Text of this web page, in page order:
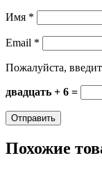
Имя *
Email *
Пожалуйста,
двадцать + 6 =
Похожие